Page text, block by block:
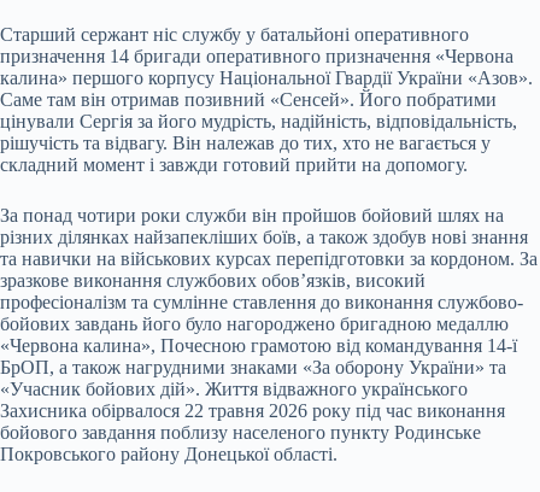
Старший сержант ніс службу у батальйоні оперативного
призначення 14 бригади оперативного призначення «Червона
калина» першого корпусу Національної Гвардії України «Азов».
Саме там він отримав позивний «Сенсей». Його побратими
цінували Сергія за його мудрість, надійність, відповідальність,
рішучість та відвагу. Він належав до тих, хто не вагається у
складний момент і завжди готовий прийти на допомогу.
За понад чотири роки служби він пройшов бойовий шлях на
різних ділянках найзапекліших боїв, а також здобув нові знання
та навички на військових курсах перепідготовки за кордоном. За
зразкове виконання службових обов’язків, високий
професіоналізм та сумлінне ставлення до виконання службово-
бойових завдань його було нагороджено бригадною медаллю
«Червона калина», Почесною грамотою від командування 14-ї
БрОП, а також нагрудними знаками «За оборону України» та
«Учасник бойових дій». Життя відважного українського
Захисника обірвалося 22 травня 2026 року під час виконання
бойового завдання поблизу населеного пункту Родинське
Покровського району Донецької області.